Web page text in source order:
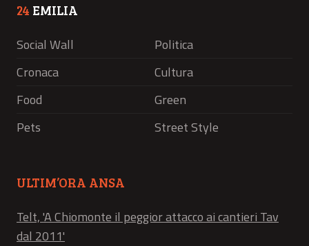
24 EMILIA
Social Wall
Politica
Cronaca
Cultura
Food
Green
Pets
Street Style
ULTIM’ORA ANSA
Telt, 'A Chiomonte il peggior attacco ai cantieri Tav
dal 2011'